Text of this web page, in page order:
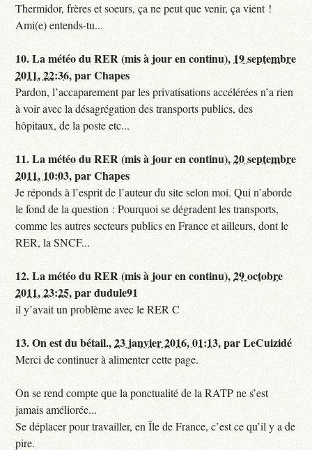
Thermidor, frères et soeurs, ça ne peut que venir, ça vient !
Ami(e) entends-tu...
10.La météo du RER (mis à jour en continu), 19 septembre
2011, 22:36,parChapes
Pardon, l’accaparement par les privatisations accélérées n’a rien
à voir avec la désagrégation des transports publics, des
hôpitaux, de la poste etc...
11.La météo du RER (mis à jour en continu),20 septembre
2011, 10:03,parChapes
Je réponds à l’esprit de l’auteur du site selon moi. Qui n’aborde
le fond de la question : Pourquoi se dégradent les transports,
comme les autres secteurs publics en France et ailleurs, dont le
RER, la SNCF...
12.La météo du RER (mis à jour en continu),29 octobre
2011, 23:25,pardudule91
il y’avait un problème avec le RER C
13.On est du bétail.,23 janvier 2016, 01:13,parLeCuizidé
Merci de continuer à alimenter cette page.
On se rend compte que la ponctualité de la RATP ne s’est
jamais améliorée...
Se déplacer pour travailler, en Île de France, c’est ce qu’il y a de
pire.